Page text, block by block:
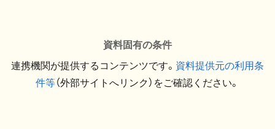
資料固有の条件
連携機関が提供するコンテンツです。 資料提供元の利用条
件等（外部サイトへリンク）をご確認ください。